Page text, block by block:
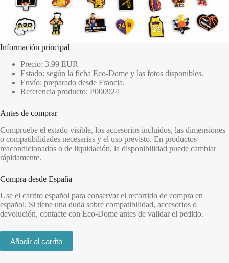
Información principal
Precio: 3.99 EUR
Estado: según la ficha Eco-Dome y las fotos disponibles.
Envío: preparado desde Francia.
Referencia producto: P000924
Antes de comprar
Compruebe el estado visible, los accesorios incluidos, las dimensiones
o compatibilidades necesarias y el uso previsto. En productos
reacondicionados o de liquidación, la disponibilidad puede cambiar
rápidamente.
Compra desde España
Use el carrito español para conservar el recorrido de compra en
español. Si tiene una duda sobre compatibilidad, accesorios o
devolución, contacte con Eco-Dome antes de validar el pedido.
Añadir al carrito